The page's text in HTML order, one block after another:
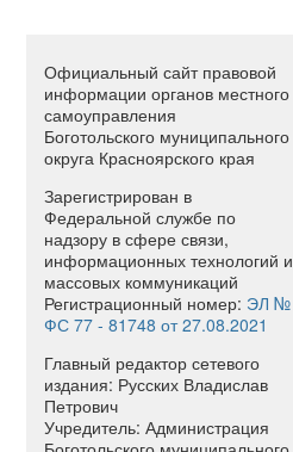
округа
за
2025
год
Официальный сайт правовой
информации органов местного
самоуправления
Боготольского муниципального
округа Красноярского края
Зарегистрирован в
Федеральной службе по
надзору в сфере связи,
информационных технологий и
массовых коммуникаций
Регистрационный номер: ЭЛ №
ФС 77 - 81748 от 27.08.2021
Главный редактор сетевого
издания: Русских Владислав
Петрович
Учредитель: Администрация